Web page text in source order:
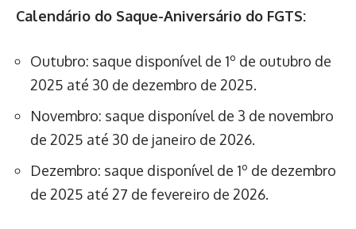
Calendário do Saque-Aniversário do FGTS:
Outubro: saque disponível de 1º de outubro de
2025 até 30 de dezembro de 2025.
Novembro: saque disponível de 3 de novembro
de 2025 até 30 de janeiro de 2026.
Dezembro: saque disponível de 1º de dezembro
de 2025 até 27 de fevereiro de 2026.